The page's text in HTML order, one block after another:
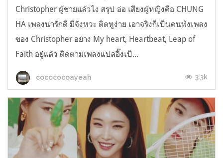
Christopher ผู้ชายแล้วไง สรุป อ่อ เสียงผู้หญิงคือ CHUNG
HA เพลงน่ารักดี มีจังหวะ ติดหูง่าย เอาจริงก็เป็นคนฟังเพลง
ของ Christopher อย่าง My heart, Heartbeat, Leap of
Faith อยู่แล้ว ติดตามเพลงแปลอิ๊งเป็...
cocococoayeah 3.3k